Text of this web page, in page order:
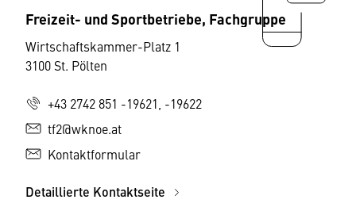
Freizeit- und Sportbetriebe, Fachgruppe
Wirtschaftskammer-Platz 1
3100 St. Pölten
+43 2742 851 -19621, -19622
tf2@wknoe.at
Kontaktformular
Detaillierte Kontaktseite